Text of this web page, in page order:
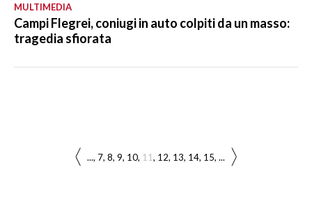
MULTIMEDIA
Campi Flegrei, coniugi in auto colpiti da un masso:
tragedia sfiorata
... 7 8 9 10 11 12 13 14 15 ...